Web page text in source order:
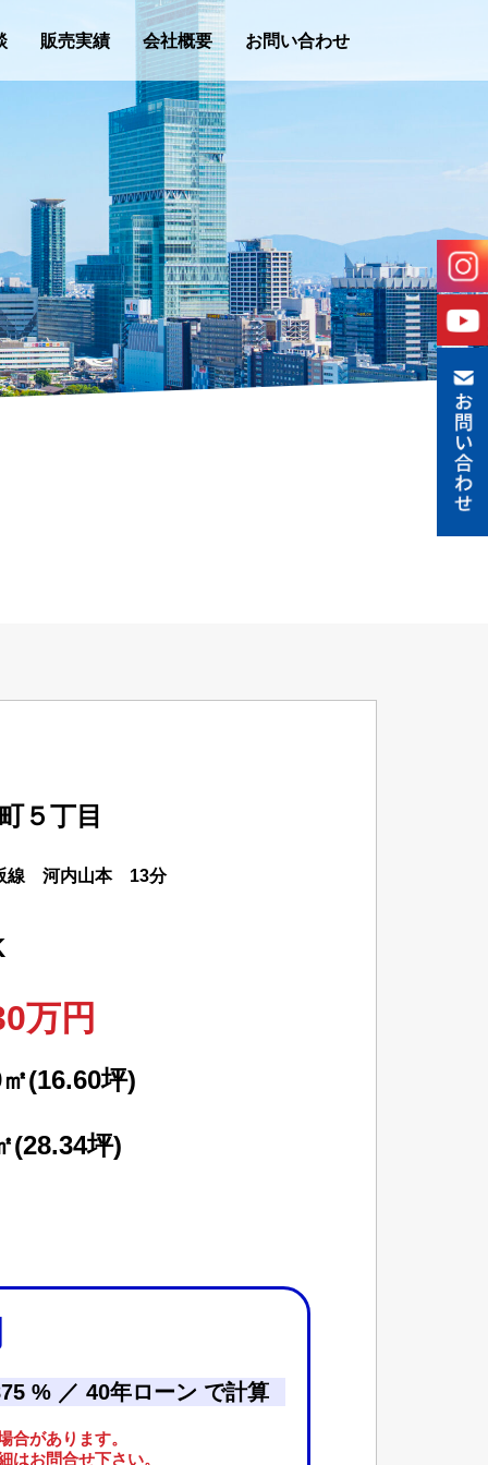
販売実績 会社概要 お問い合わせ
５丁目
線 河内山本 13分
万円
(16.60坪)
(28.34坪)
% ／ 40年ローン で計算
があります。
お問合せ下さい。